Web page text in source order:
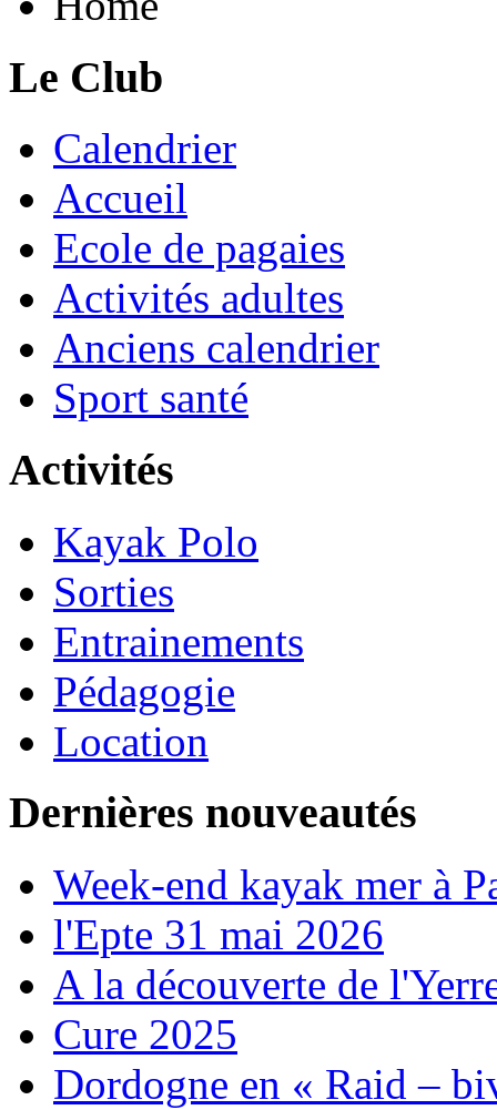
Le Club
Calendrier
Accueil
Ecole de pagaies
Activités adultes
Anciens calendrier
Sport santé
Activités
Kayak Polo
Sorties
Entrainements
Pédagogie
Location
Dernières nouveautés
Week-end kayak mer à
l'Epte 31 mai 2026
A la découverte de
Cure 2025
Dordogne en « Raid –